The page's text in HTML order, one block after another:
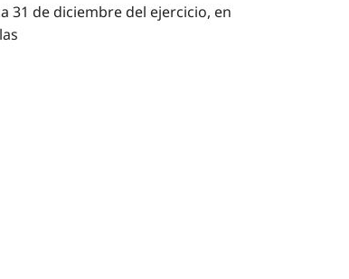
31 de diciembre del ejercicio, en